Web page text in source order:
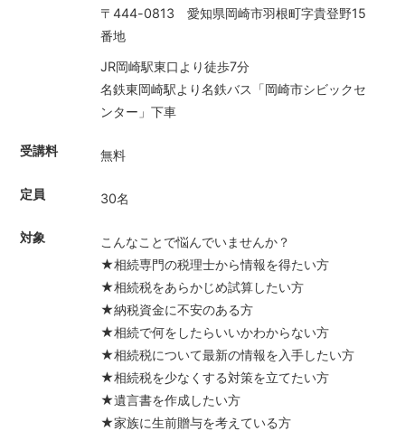
〒444-0813 愛知県岡崎市羽根町字貴登野15
番地
JR岡崎駅東口より徒歩7分
名鉄東岡崎駅より名鉄バス「岡崎市シビックセ
ンター」下車
受講料 無料
定員 30名
対象
こんなことで悩んでいませんか？
★相続専門の税理士から情報を得たい方
★相続税をあらかじめ試算したい方
★納税資金に不安のある方
★相続で何をしたらいいかわからない方
★相続税について最新の情報を入手したい方
★相続税を少なくする対策を立てたい方
★遺言書を作成したい方
★家族に生前贈与を考えている方